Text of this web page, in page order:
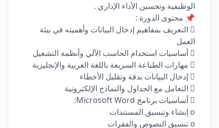
الوظيفية وتحسين الأداء الإداري .
📌 محتوى الدورة :
 التعريف بمفاهيم إدخال البيانات وأهميته في بيئة
العمل
 أساسيات استخدام الحاسب الآلي وأنظمة التشغيل
 مهارات الطباعة السريعة باللغة العربية والإنجليزية
 إدخال البيانات بدقة وتقليل الأخطاء
 التعامل مع الجداول والنماذج الإلكترونية
 أساسيات برنامج Microsoft Word:
o إنشاء وتنسيق المستندات
o تنسيق النصوص والفقرات